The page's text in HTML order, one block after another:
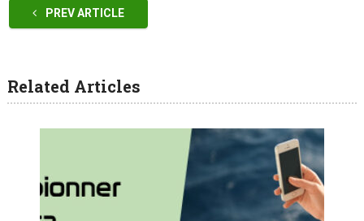
PREV ARTICLE
Related Articles